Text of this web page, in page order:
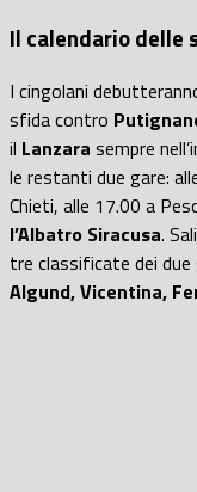
Il calendario delle
I cingolani
sfida contro
il Lanzara sempre
le restanti due gare:
Chieti, alle 17.00 a
l’Albatro Siracusa.
tre classificate dei
Algund, Vicentina,